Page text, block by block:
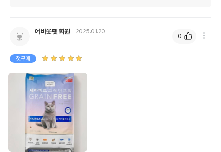
어바웃펫 회원 2025.01.20
첫구매
0